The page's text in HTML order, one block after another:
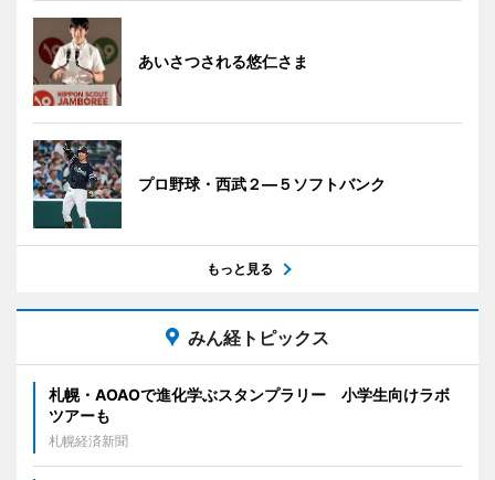
あいさつされる悠仁さま
プロ野球・西武２―５ソフトバンク
もっと見る
みん経トピックス
札幌・AOAOで進化学ぶスタンプラリー 小学生向けラボ
ツアーも
札幌経済新聞